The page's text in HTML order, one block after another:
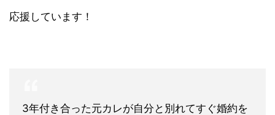
応援しています！
3年付き合った元カレが自分と別れてすぐ婚約を